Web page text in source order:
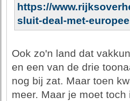
https://
sluit-deal-met-
Ook zo'n land dat
en een van de drie
nog bij zat. Maar toen
meer. Maar je moet